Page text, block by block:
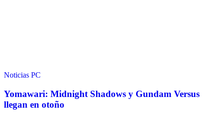
Noticias PC
Yomawari: Midnight Shadows y Gundam Versus
llegan en otoño